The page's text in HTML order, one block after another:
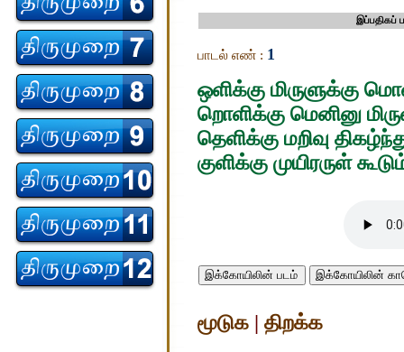
இப்பதிகப்
பாடல் எண் : 1
ஒளிக்கு மிருளுக்கு
றொளிக்கு மெனினு
தெளிக்கு மறிவு
குளிக்கு முயிரருள்
இக்கோயிலின் படம் இக்கோயிலின்
மூடுக |திறக்க